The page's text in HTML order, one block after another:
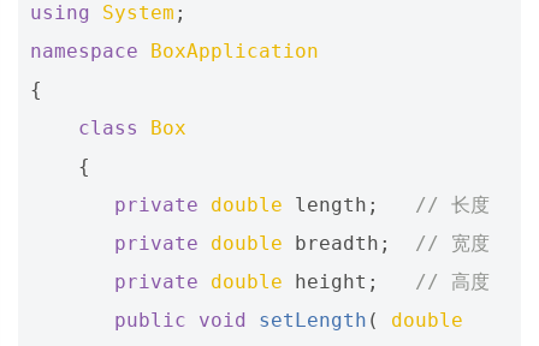
using System ;
namespace
BoxApplication
{
class
Box
{
private
double length ;
// 长度
private
double breadth ;
// 宽度
private
double height ;
// 高度
public
void setLength (
double